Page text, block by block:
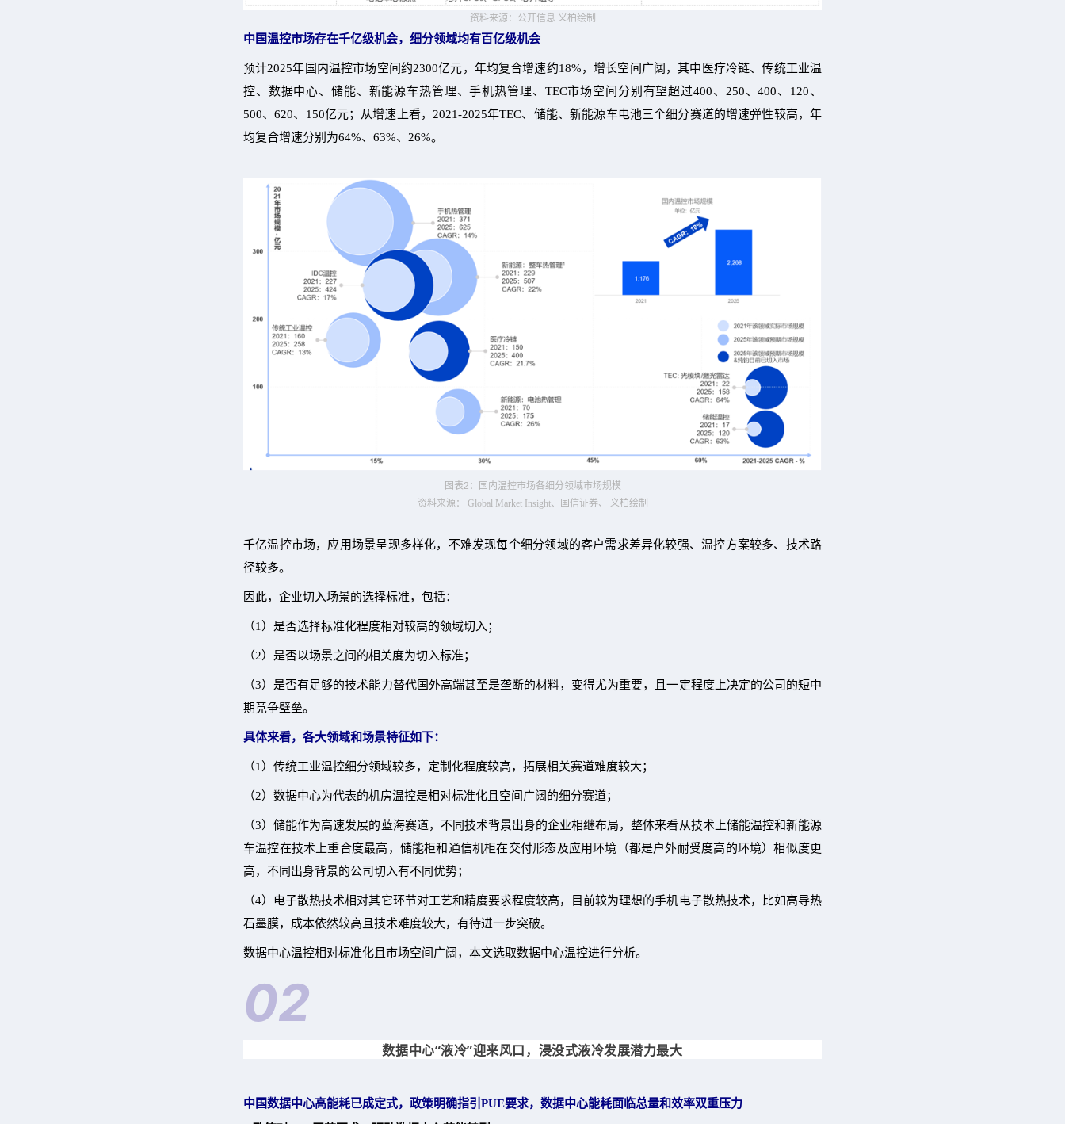
资料来源：公开信息 义柏绘制
中国温控市场存在千亿级机会，细分领域均有百亿级机会
预计2025年国内温控市场空间约2300亿元，年均复合增速约18%，增长空间广阔，其中医疗冷链、传统工业温
控、数据中心、储能、新能源车热管理、手机热管理、TEC市场空间分别有望超过400、250、400、120、
500、620、150亿元；从增速上看，2021-2025年TEC、储能、新能源车电池三个细分赛道的增速弹性较高，年
均复合增速分别为64%、63%、26%。
图表2 ：国内温控市场各细分领域市场规模
资料来源： Global Market Insight、国信证券、 义柏绘制
千亿温控市场，应用场景呈现多样化，不难发现每个细分领域的客户需求差异化较强、温控方案较多、技术路
径较多。
因此，企业切入场景的选择标准，包括：
（1）是否选择标准化程度相对较高的领域切入；
（2）是否以场景之间的相关度为切入标准；
（3）是否有足够的技术能力替代国外高端甚至是垄断的材料，变得尤为重要，且一定程度上决定的公司的短中
期竞争壁垒。
具体来看，各大领域和场景特征如下：
（1）传统工业温控细分领域较多，定制化程度较高，拓展相关赛道难度较大；
（2）数据中心为代表的机房温控是相对标准化且空间广阔的细分赛道；
（3）储能作为高速发展的蓝海赛道，不同技术背景出身的企业相继布局，整体来看从技术上储能温控和新能源
车温控在技术上重合度最高，储能柜和通信机柜在交付形态及应用环境（都是户外耐受度高的环境）相似度更
高，不同出身背景的公司切入有不同优势；
（4）电子散热技术相对其它环节对工艺和精度要求程度较高，目前较为理想的手机电子散热技术，比如高导热
石墨膜，成本依然较高且技术难度较大，有待进一步突破。
数据中心温控相对标准化且市场空间广阔，本文选取数据中心温控进行分析。
02
数据中心“液冷”迎来风口，浸没式液冷发展潜力最大
中国数据中心高能耗已成定式，政策明确指引PUE要求，数据中心能耗面临总量和效率双重压力